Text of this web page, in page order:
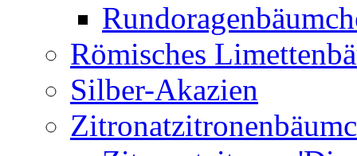
Römisches
Silber-Akazien